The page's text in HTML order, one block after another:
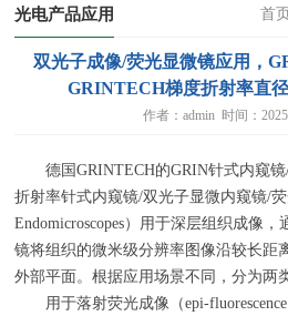
光电产品应用 首页
双光子成像/荧光显微镜应用，
GRINTECH梯度折射率直
作者：admin 时间：
德国GRINTECH的GRIN针式内窥镜
折射率针式内窥镜/双光子显微内窥镜/
Endomicroscopes）用于深层组织成像，
镜将组织的微米级分辨率图像沿较长距
外部平面。根据应用场景不同，分为两
用于落射荧光成像（epi-